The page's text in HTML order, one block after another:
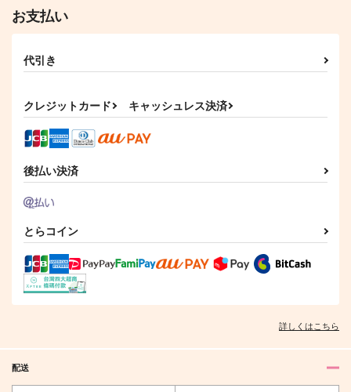
あなたに近づく 満た
される
nmtk
1,210
煉獄杏寿郎×竈門炭治郎
サンプル
作品詳細
愛洋々！
みそ漬け
3,144
ょう（幼獣編）
煉獄杏寿郎×竈門炭治郎
お支払い
代引き
クレジットカード キャッシュレス決済
後払い決済
とらコイン
詳しくはこちら
配送